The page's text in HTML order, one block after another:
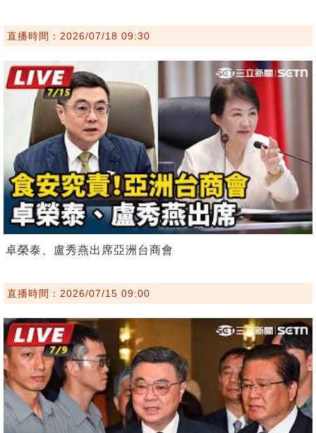
直播時間：2026/07/18 09:30
卓榮泰、盧秀燕出席亞洲台商會
直播時間：2026/07/15 09:00